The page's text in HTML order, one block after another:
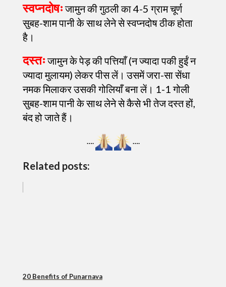
स्वप्नदोषःजामुन की गुठली का 4-5 ग्राम चूर्ण
सुबह-शाम पानी के साथ लेने से स्वप्नदोष ठीक होता
है।
दस्तःजामुन के पेड़ की पत्तियाँ (न ज्यादा पकी हुईं न
ज्यादा मुलायम) लेकर पीस लें। उसमें जरा-सा सेंधा
नमक मिलाकर उसकी गोलियाँ बना लें। 1-1 गोली
सुबह-शाम पानी के साथ लेने से कैसे भी तेज दस्त हों,
बंद हो जाते हैं।
…. ….
Related posts:
20 Benefits of Punarnava